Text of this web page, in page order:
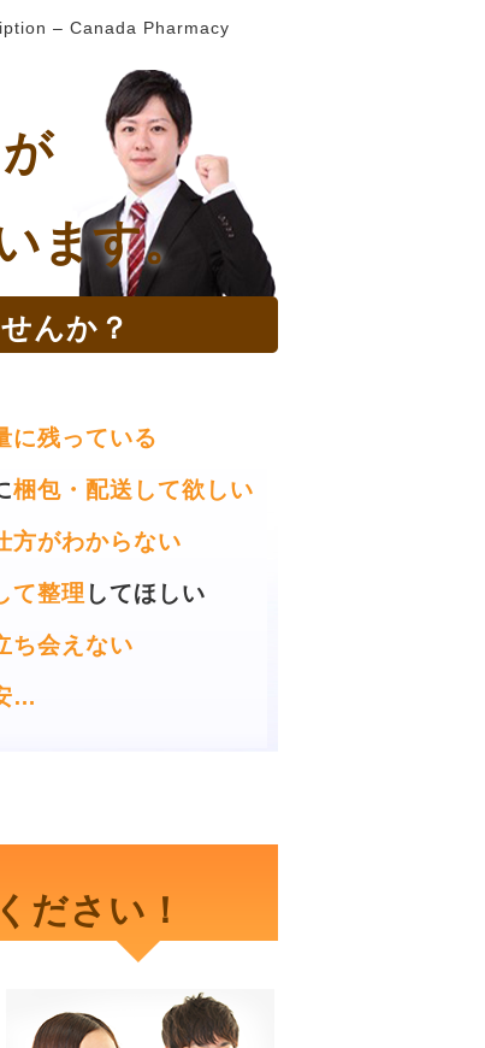
– Canada Pharmacy
が
ます。
んか？
に残っている
梱包・配送して欲しい
方がわからない
て整理 してほしい
ち会えない
…
ださい！